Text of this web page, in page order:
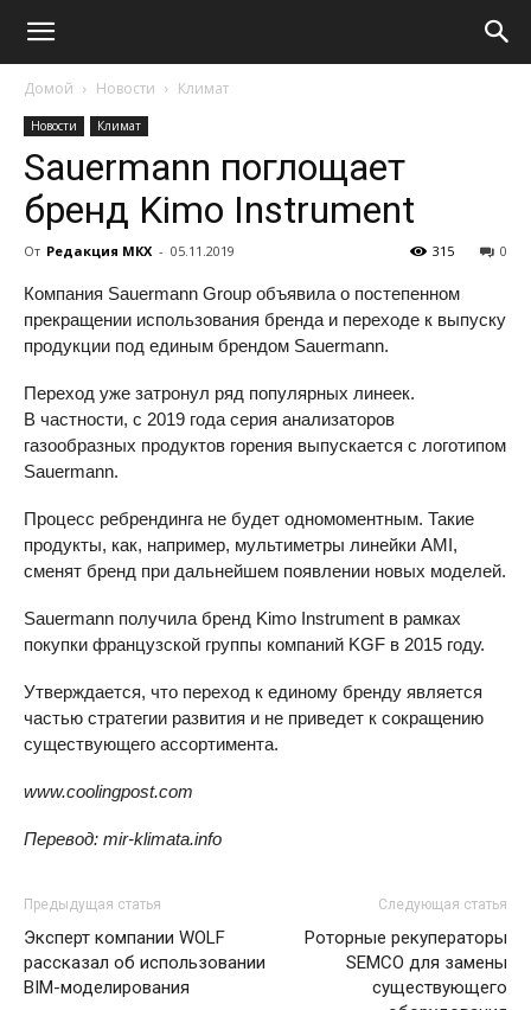
Домой Новости Климат
Новости Климат
Sauermann поглощает
бренд Kimo Instrument
От Редакция МКХ - 05.11.2019 0
315
Компания Sauermann Group объявила о постепенном
прекращении использования бренда и переходе к выпуску
продукции под единым брендом Sauermann.
Переход уже затронул ряд популярных линеек.
В частности, с 2019 года серия анализаторов
газообразных продуктов горения выпускается с логотипом
Sauermann.
Процесс ребрендинга не будет одномоментным. Такие
продукты, как, например, мультиметры линейки AMI,
сменят бренд при дальнейшем появлении новых моделей.
Sauermann получила бренд Kimo Instrument в рамках
покупки французской группы компаний KGF в 2015 году.
Утверждается, что переход к единому бренду является
частью стратегии развития и не приведет к сокращению
существующего ассортимента.
www.coolingpost.com
Перевод: mir-klimata.info
Предыдущая статья
Эксперт компании WOLF
рассказал об использовании
BIM-моделирования
Следующая статья
Роторные рекуператоры
SEMCO для замены
существующего